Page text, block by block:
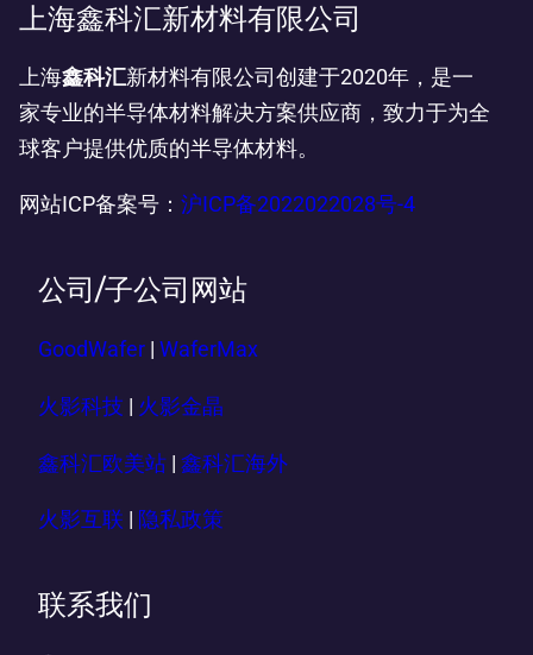
上海鑫科汇新材料有限公司
上海鑫科汇新材料有限公司创建于2020年，是一
家专业的半导体材料解决方案供应商，致力于为全
球客户提供优质的半导体材料。
网站ICP备案号： 沪ICP备2022022028号-4
公司/子公司网站
GoodWafer WaferMax
火影科技 火影金晶
鑫科汇欧美站 | 鑫科汇海外
火影互联 隐私政策
联系我们